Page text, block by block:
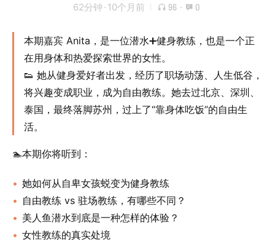
62分钟 · 10个月前 96 · 0
本期嘉宾 Anita，是一位潜水➕健身教练，也是一个正
在用身体和热爱探索世界的女性。
👟 她从健身爱好者出发，经历了职场动荡、人生低谷，
将兴趣变成职业，成为自由教练。她去过北京、深圳、
泰国，最终落脚苏州，过上了“靠身体吃饭”的自由生
活。
🏊本期你将听到：
她如何从自卑女孩蜕变为健身教练
自由教练 vs 驻场教练，有哪些不同？
美人鱼潜水到底是一种怎样的体验？
女性教练的真实处境